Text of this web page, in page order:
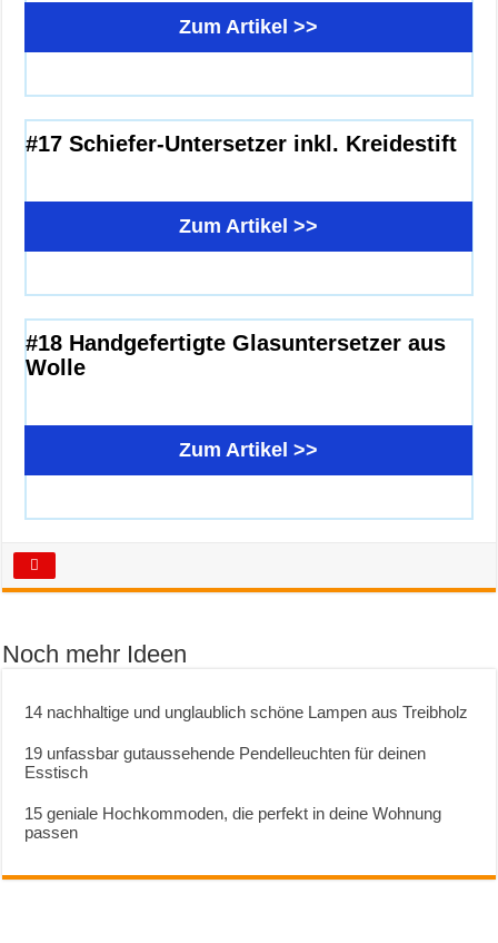
Zum Artikel >>
#17 Schiefer-Untersetzer inkl. Kreidestift
Zum Artikel >>
#18 Handgefertigte Glasuntersetzer aus
Wolle
Zum Artikel >>
Noch mehr Ideen
14 nachhaltige und unglaublich schöne Lampen aus Treibholz
19 unfassbar gutaussehende Pendelleuchten für deinen
Esstisch
15 geniale Hochkommoden, die perfekt in deine Wohnung
passen